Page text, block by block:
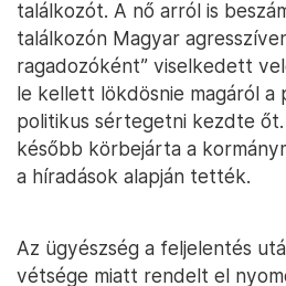
találkozót. A nő arról is
találkozón Magyar
ragadozóként” viselkedett
le kellett lökdösnie magáról a
politikus sértegetni kezdte
később körbejárta a
a híradások alapján tették.
Az ügyészség a feljelentés
vétsége miatt rendelt el